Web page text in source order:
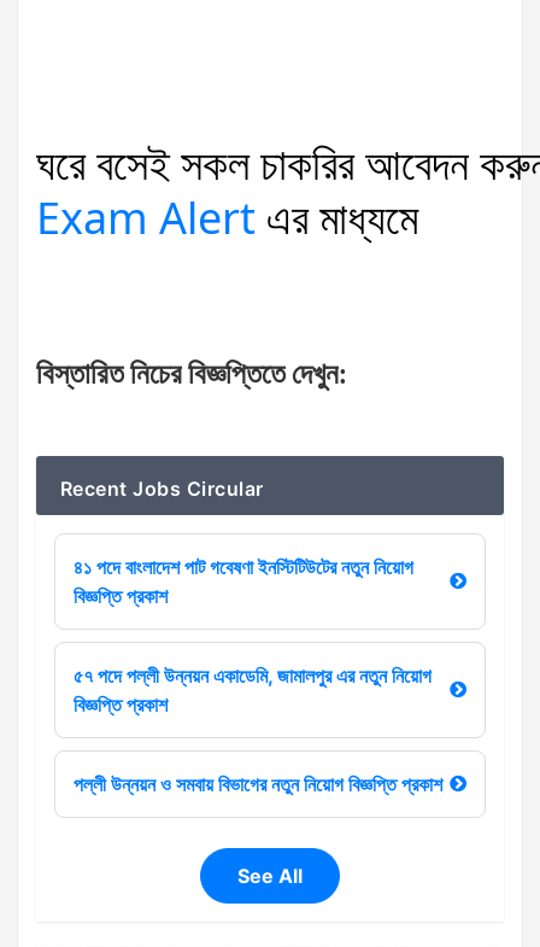
ঘরে বসেই সকল চাকরির আবেদন
Exam Alert এর মাধ্যমে
বিস্তারিতনিচেরবিজ্ঞপ্তিতে দেখুন:
Recent Jobs Circular
৪১ পদে বাংলাদেশ পাট গবেষণা ইনস্টিটিউটের নতুন নিয়োগ
বিজ্ঞপ্তি প্রকাশ
৫৭ পদে পল্লী উন্নয়ন একাডেমি, জামালপুর এর নতুন নিয়োগ
বিজ্ঞপ্তি প্রকাশ
পল্লী উন্নয়ন ও সমবায় বিভাগের নতুন নিয়োগ বিজ্ঞপ্তি প্রকাশ
See All